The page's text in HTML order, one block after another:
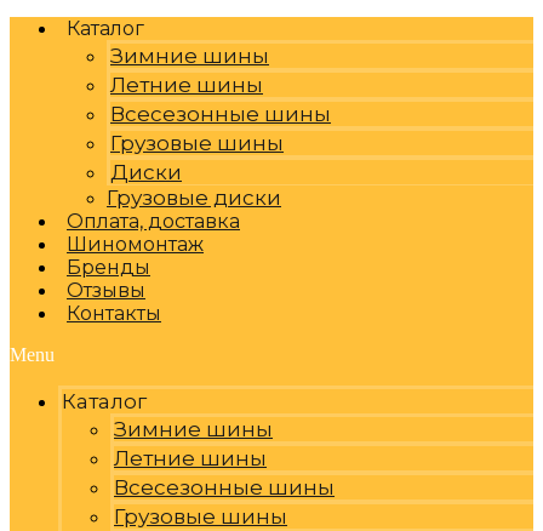
Каталог
Зимние шины
Летние шины
Всесезонные шины
Грузовые шины
Диски
Грузовые диски
Оплата, доставка
Шиномонтаж
Бренды
Отзывы
Контакты
Menu
Каталог
Зимние шины
Летние шины
Всесезонные шины
Грузовые шины